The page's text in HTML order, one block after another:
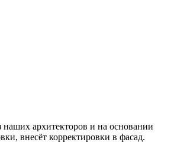
наших архитекторов и на основании
внесёт корректировки в фасад.